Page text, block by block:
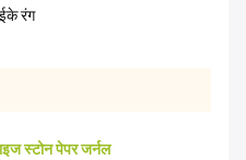
रंग
स्टोन पेपर जर्नल